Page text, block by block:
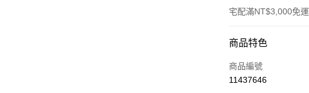
宅配滿NT$3,000免運
付款方式
信用卡一次付款
商品特色
商品編號
11437646